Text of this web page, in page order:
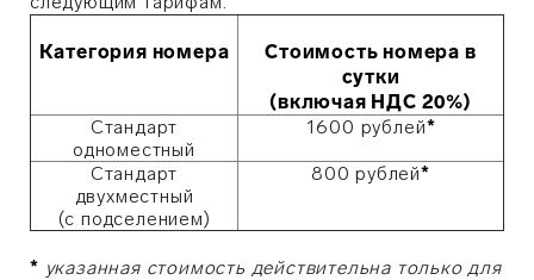
Категория номера
Стоимость номера в
сутки
(включая НДС 20%)
Стандарт
одноместный
1600 рублей*
Стандарт
двухместный
(с подселением)
800 рублей*
* указанная стоимость действительна только для